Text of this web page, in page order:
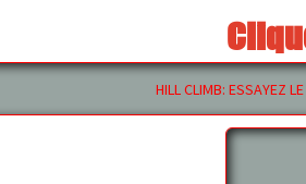
HILL CLIMB: ESSAYEZ LE